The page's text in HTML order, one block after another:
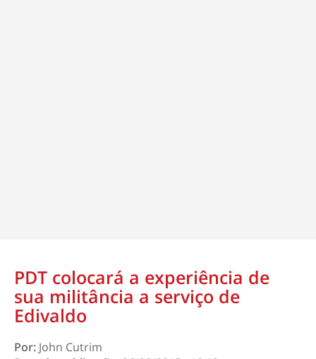
PDT colocará a experiência de
sua militância a serviço de
Edivaldo
Por: John Cutrim